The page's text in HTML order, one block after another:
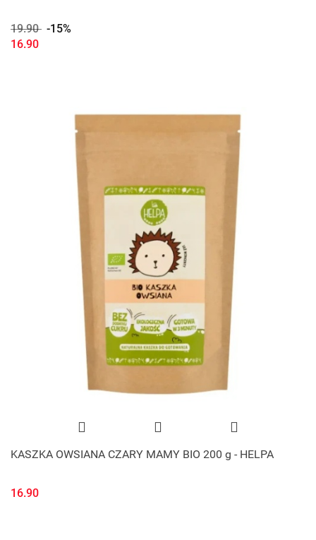
19.90 -15%
16.90
KASZKA OWSIANA CZARY MAMY BIO 200 g - HELPA
16.90